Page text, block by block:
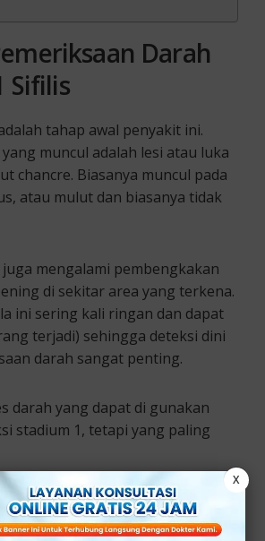
Darah
Sifilis
tahap awal penyakit ini.
muncul adalah lesi atau luka
chancre. Biasanya muncul pada
atau mulut dan biasanya tidak
mengalami pembengkakan
di sekitar area yang terkena.
ini sering kali ringan dan dapat
terjadi) sehingga deteksi dini
darah sangat penting.
darah yang dapat di gunakan
stadium 1, tetapi yang paling
Plasma Reagin)
X